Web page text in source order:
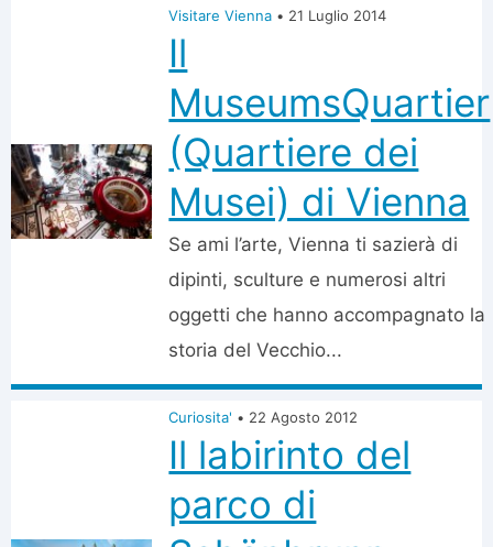
Visitare Vienna • 21 Luglio 2014
Il
MuseumsQuartier
(Quartiere dei
Musei) di Vienna
Se ami l’arte, Vienna ti sazierà di
dipinti, sculture e numerosi altri
oggetti che hanno accompagnato la
storia del Vecchio...
Curiosita' • 22 Agosto 2012
Il labirinto del
parco di